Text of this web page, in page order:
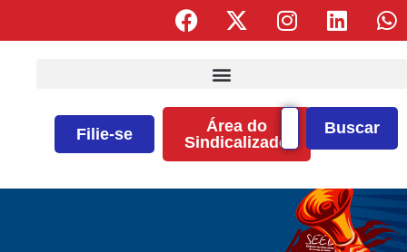
Filie-se
Área do
Sindicalizado
Buscar